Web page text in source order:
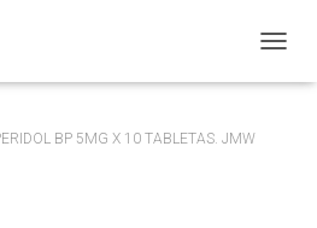
BP 5MG X 10 TABLETAS. JMW